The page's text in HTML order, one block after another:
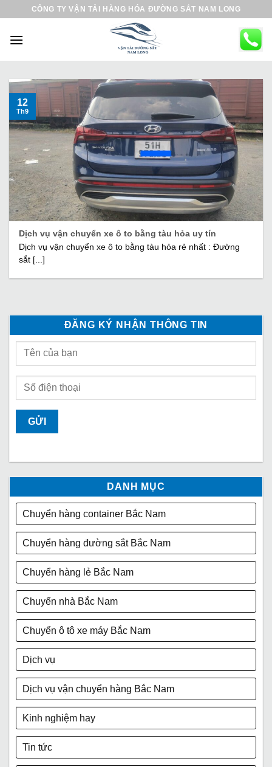
CÔNG TY VẬN TẢI HÀNG HÓA ĐƯỜNG SẮT NAM LONG
Dịch vụ vận chuyển xe ô to bằng tàu hỏa uy tín
Dịch vụ vận chuyển xe ô to bằng tàu hỏa rẻ nhất : Đường
sắt [...]
12
Th9
ĐĂNG KÝ NHẬN THÔNG TIN
DANH MỤC
Chuyển hàng container Bắc Nam
Chuyển hàng đường sắt Bắc Nam
Chuyển hàng lẻ Bắc Nam
Chuyển nhà Bắc Nam
Chuyển ô tô xe máy Bắc Nam
Dịch vụ
Dịch vụ vận chuyển hàng Bắc Nam
Kinh nghiệm hay
Tin tức